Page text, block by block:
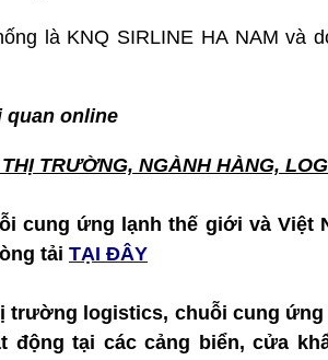
là KNQ SIRLINE HA NAM và
quan online
TRƯỜNG, NGÀNH HÀNG,
cung ứng lạnh thế giới và Việt
tải TẠI ĐÂY
trường logistics, chuỗi cung
động tại các cảng biển, cửa